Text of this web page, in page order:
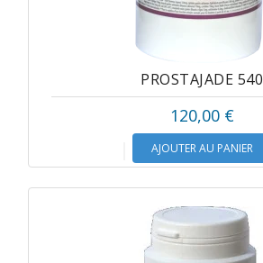
PROSTAJADE 540
120,00 €
AJOUTER AU PANIER